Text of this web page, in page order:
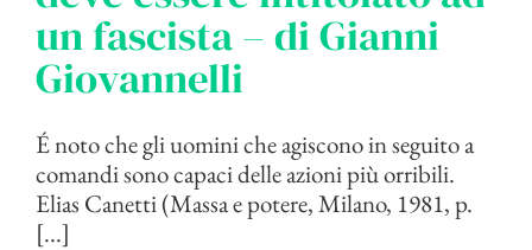
un fascista – di Gianni
Giovannelli
É noto che gli uomini che agiscono in seguito a
comandi sono capaci delle azioni più orribili.
Elias Canetti (Massa e potere, Milano, 1981, p.
[...]